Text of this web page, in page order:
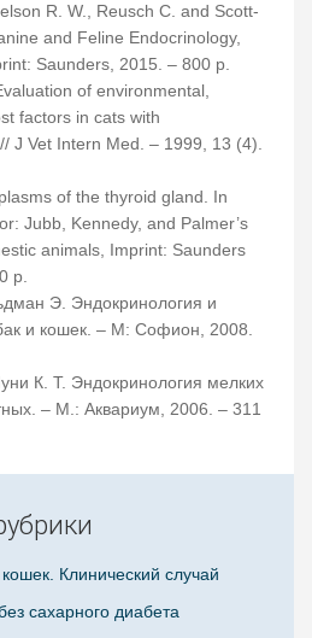
R. W., Reusch C. and Scott-
and Feline Endocrinology,
Saunders, 2015. – 800 р.
of environmental,
factors in cats with
J Vet Intern Med. – 1999, 13 (4).
of the thyroid gland. In
Jubb, Kennedy, and Palmer’s
animals, Imprint: Saunders
р.
Э. Эндокринология и
и кошек. – М: Софион, 2008.
К. Т. Эндокринология мелких
– М.: Аквариум, 2006. – 311
Клинический случай
сахарного диабета